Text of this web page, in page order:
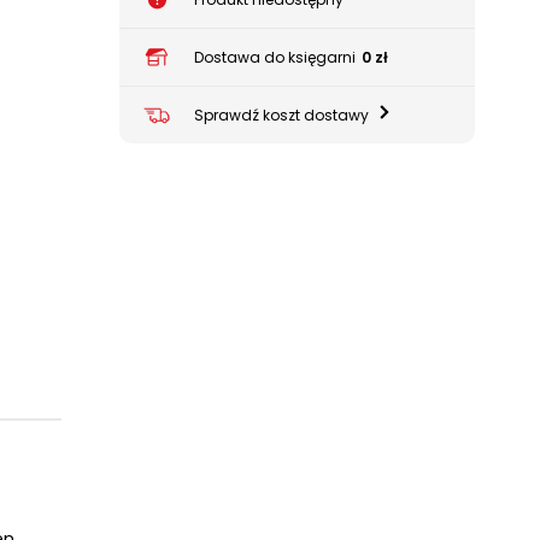
Dostawa do księgarni 0 zł
Sprawdź koszt dostawy